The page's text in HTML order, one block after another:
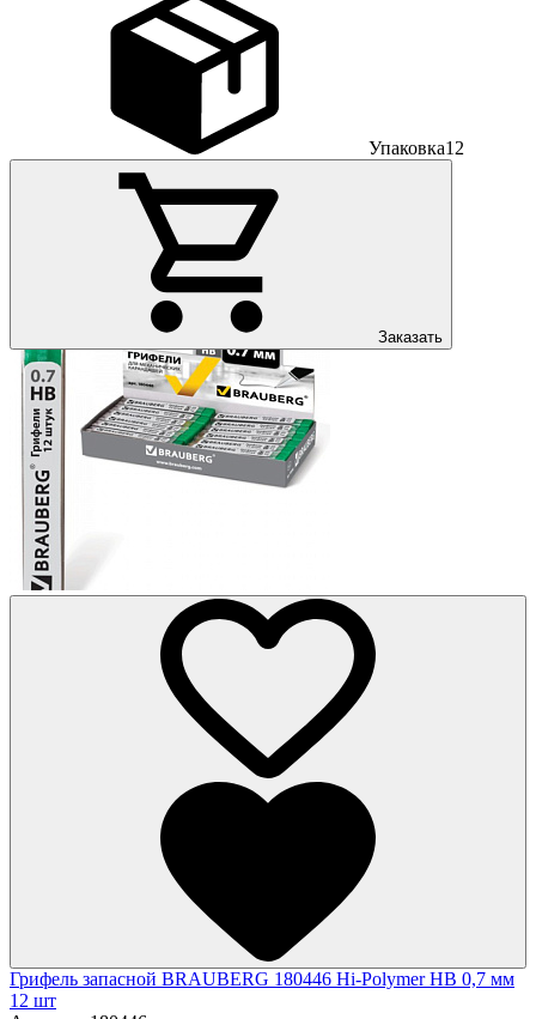
Упаковка12
Заказать
Грифель запасной BRAUBERG 180446 Hi-Polymer HB 0,7 мм
12 шт